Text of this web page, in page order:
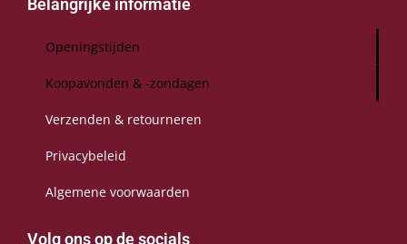
Belangrijke informatie
Openingstijden
Koopavonden & -zondagen
Verzenden & retourneren
Privacybeleid
Algemene voorwaarden
Volg ons op de socials